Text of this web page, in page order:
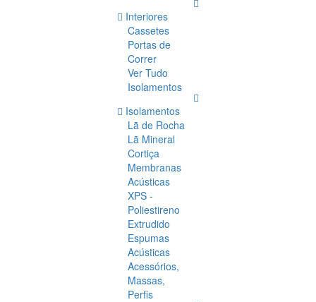
Interiores
Cassetes
Portas de
Correr
Ver Tudo
Isolamentos
Isolamentos
Lã de Rocha
Lã Mineral
Cortiça
Membranas
Acústicas
XPS -
Poliestireno
Extrudido
Espumas
Acústicas
Acessórios,
Massas,
Perfis